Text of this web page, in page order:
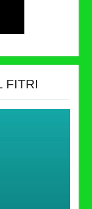
FITRI